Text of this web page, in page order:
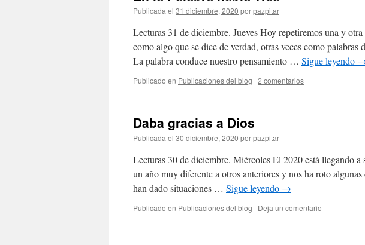
Publicada el 31 diciembre, 2020 porpazpitar
Lecturas 31 de diciembre. Jueves Hoy repetiremos una y
como algo que se dice de verdad, otras veces como palabras
La palabra conduce nuestro pensamiento … Sigue leyendo
Publicado en Publicaciones del blog | 2 comentarios
Daba gracias a Dios
Publicada el 30 diciembre, 2020 porpazpitar
Lecturas 30 de diciembre. Miércoles El 2020 está llegando
un año muy diferente a otros anteriores y nos ha roto
han dado situaciones … Sigue leyendo →
Publicado en Publicaciones del blog | Deja un comentario